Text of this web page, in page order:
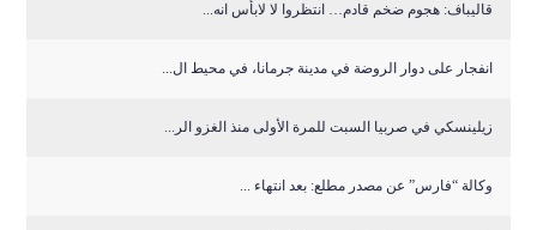
قاليباف: هجوم ضخم قادم… انتظروا لا لابأس انه...
انفجار على دوار الروضة في مدينة جرمانا، في محيط ال...
زيلينسكي في صربيا السبت للمرة الأولى منذ الغزو الر...
وكالة “فارس” عن مصدر مطلع: بعد انتهاء ...